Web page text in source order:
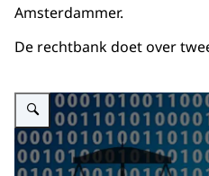
Amsterdammer.
De rechtbank doet over
Vergroot afbeelding Cybercrime